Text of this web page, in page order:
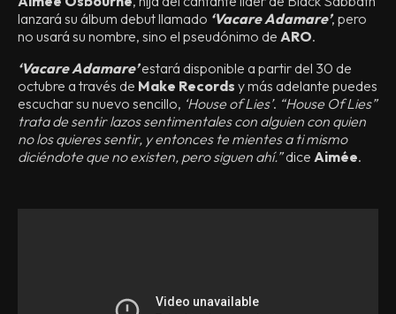
lanzará su álbum debut llamado ‘Vacare Adamare’, pero
no usará su nombre, sino el pseudónimo de ARO.
‘Vacare Adamare’estará disponible a partir del 30 de
octubre a través de Make Records y más adelante puedes
escuchar su nuevo sencillo, ‘House of Lies’. “House Of Lies”
trata de sentir lazos sentimentales con alguien con quien
no los quieres sentir, y entonces te mientes a ti mismo
diciéndote que no existen, pero siguen ahí.”dice Aimée.